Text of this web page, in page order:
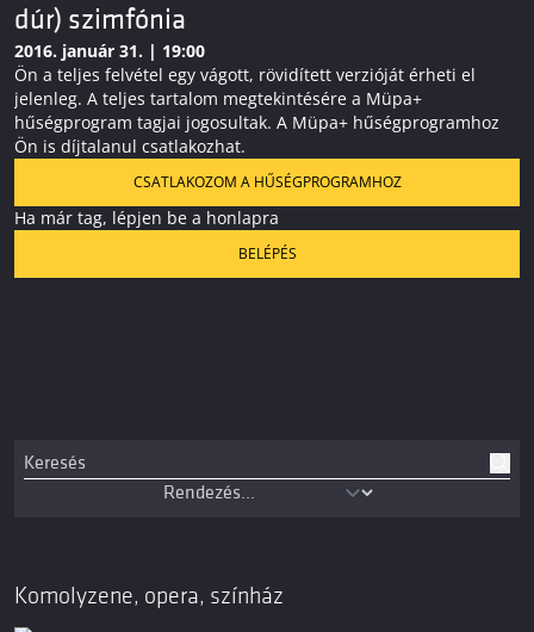
dúr) szimfónia
2016. január 31. | 19:00
Ön a teljes felvétel egy vágott, rövidített verzióját érheti el
jelenleg. A teljes tartalom megtekintésére a Müpa+
hűségprogram tagjai jogosultak. A Müpa+ hűségprogramhoz
Ön is díjtalanul csatlakozhat.
CSATLAKOZOM A HŰSÉGPROGRAMHOZ
Ha már tag, lépjen be a honlapra
BELÉPÉS
Komolyzene, opera, színház